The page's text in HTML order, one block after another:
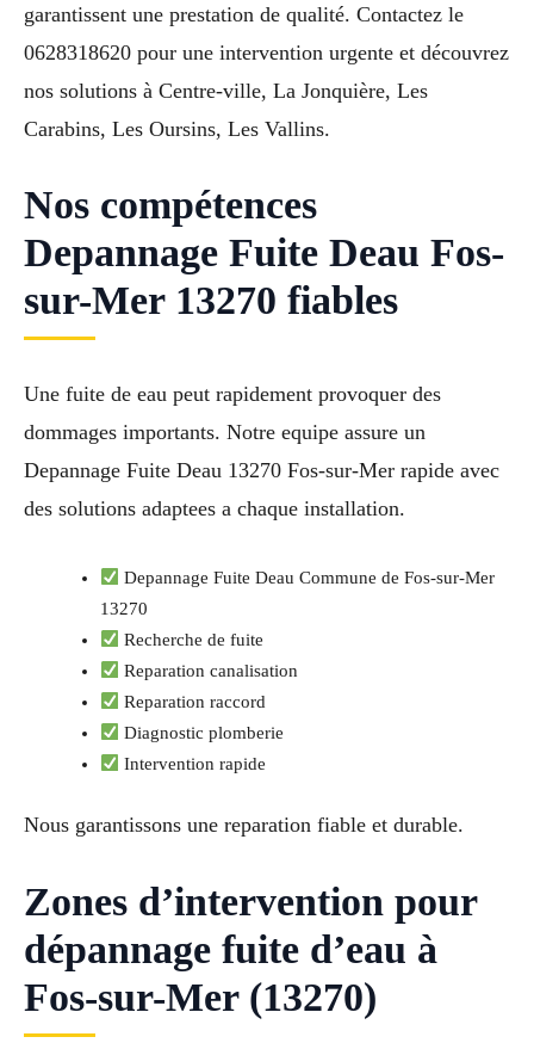
garantissent une prestation de qualité. Contactez le
0628318620 pour une intervention urgente et découvrez
nos solutions à Centre-ville, La Jonquière, Les
Carabins, Les Oursins, Les Vallins.
Nos compétences
Depannage Fuite Deau Fos-
sur-Mer 13270 fiables
Une fuite de eau peut rapidement provoquer des
dommages importants. Notre equipe assure un
Depannage Fuite Deau 13270 Fos-sur-Mer rapide avec
des solutions adaptees a chaque installation.
Depannage Fuite Deau Commune de Fos-sur-Mer
13270
Recherche de fuite
Reparation canalisation
Reparation raccord
Diagnostic plomberie
Intervention rapide
Nous garantissons une reparation fiable et durable.
Zones d’intervention pour
dépannage fuite d’eau à
Fos-sur-Mer (13270)